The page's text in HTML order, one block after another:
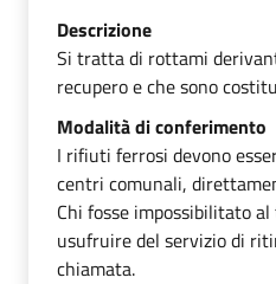
Descrizione
Si tratta di rottami
recupero e che sono
Modalità di conferimento
I rifiuti ferrosi devono
centri comunali,
Chi fosse impossibilitato
usufruire del servizio di
chiamata.